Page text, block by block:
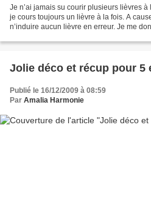
Je n’ai jamais su courir plusieurs lièvres à
je cours toujours un lièvre à la fois. A
n’induire aucun lièvre en erreur. Je me
Jolie déco et récup pour 5
Publié le 16/12/2009 à 08:59
Par Amalia Harmonie